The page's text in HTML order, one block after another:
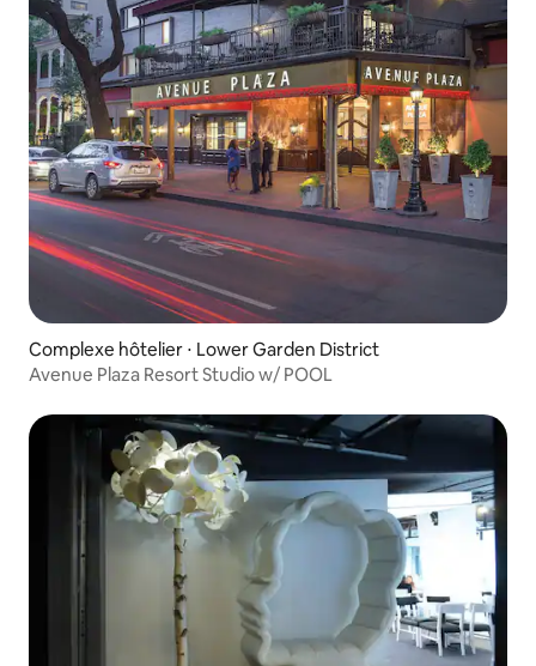
Complexe hôtelier ⋅ Lower Garden District
Avenue Plaza Resort Studio w/ POOL